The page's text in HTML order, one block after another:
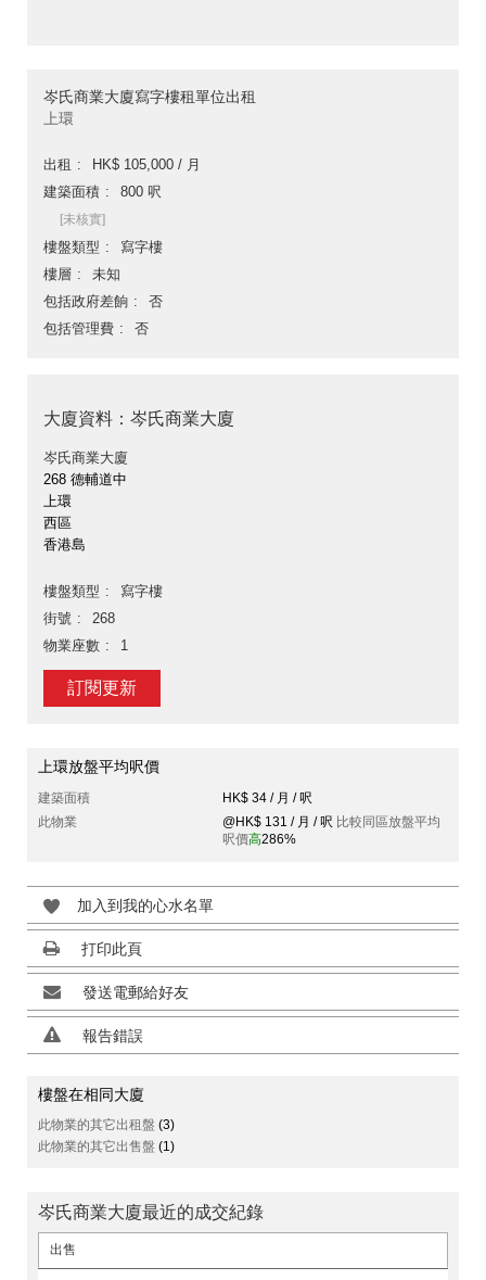
岑氏商業大廈寫字樓租單位出租
上環
出租
HK$ 105,000 / 月
建築面積
800 呎
[未核實]
樓盤類型
寫字樓
樓層
未知
包括政府差餉
否
包括管理費
否
大廈資料：岑氏商業大廈
岑氏商業大廈
268 德輔道中
上環
西區
香港島
樓盤類型
寫字樓
街號
268
物業座數
1
訂閱更新
上環放盤平均呎價
建築面積
HK$ 34 / 月 / 呎
此物業
@HK$ 131 / 月 / 呎 比較同區放盤平均
呎價高286%
加入到我的心水名單
打印此頁
發送電郵給好友
報告錯誤
樓盤在相同大廈
此物業的其它出租盤 (3)
此物業的其它出售盤 (1)
岑氏商業大廈最近的成交紀錄
出售